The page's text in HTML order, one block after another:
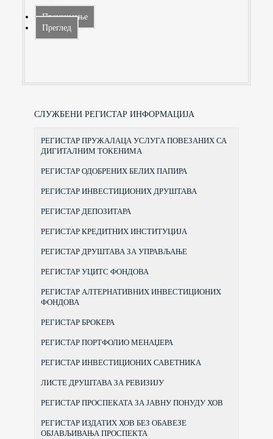
Преузимање
Преглед
СЛУЖБЕНИ РЕГИСТАР ИНФОРМАЦИЈА
РЕГИСТАР ПРУЖАЛАЦА УСЛУГА ПОВЕЗАНИХ СА
ДИГИТАЛНИМ ТОКЕНИМА
РЕГИСТАР ОДОБРЕНИХ БЕЛИХ ПАПИРА
РЕГИСТАР ИНВЕСТИЦИОНИХ ДРУШТАВА
РЕГИСТАР ДЕПОЗИТАРА
РЕГИСТАР КРЕДИТНИХ ИНСТИТУЦИЈА
РЕГИСТАР ДРУШТАВА ЗА УПРАВЉАЊЕ
РЕГИСТАР УЦИТС ФОНДОВА
РЕГИСТАР АЛТЕРНАТИВНИХ ИНВЕСТИЦИОНИХ
ФОНДОВА
РЕГИСТАР БРОКЕРА
РЕГИСТАР ПОРТФОЛИО МЕНАЏЕРА
РЕГИСТАР ИНВЕСТИЦИОНИХ САВЕТНИКА
ЛИСТЕ ДРУШТАВА ЗА РЕВИЗИЈУ
РЕГИСТАР ПРОСПЕКАТА ЗА ЈАВНУ ПОНУДУ ХОВ
РЕГИСТАР ИЗДАТИХ ХОВ БЕЗ ОБАВЕЗЕ
ОБЈАВЉИВАЊА ПРОСПЕКТА